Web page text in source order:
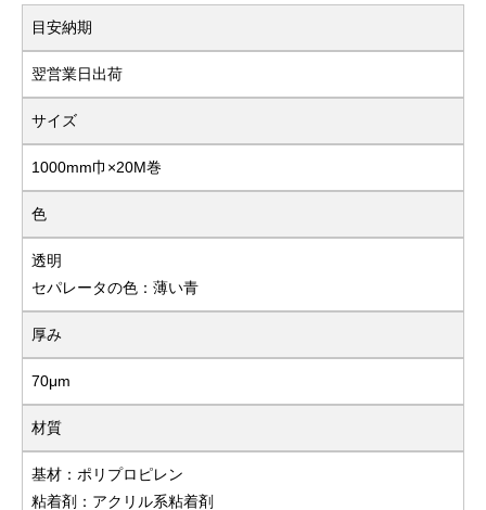
目安納期
翌営業日出荷
サイズ
1000mm巾×20M巻
色
透明
セパレータの色：薄い青
厚み
70μm
材質
基材：ポリプロピレン
粘着剤：アクリル系粘着剤